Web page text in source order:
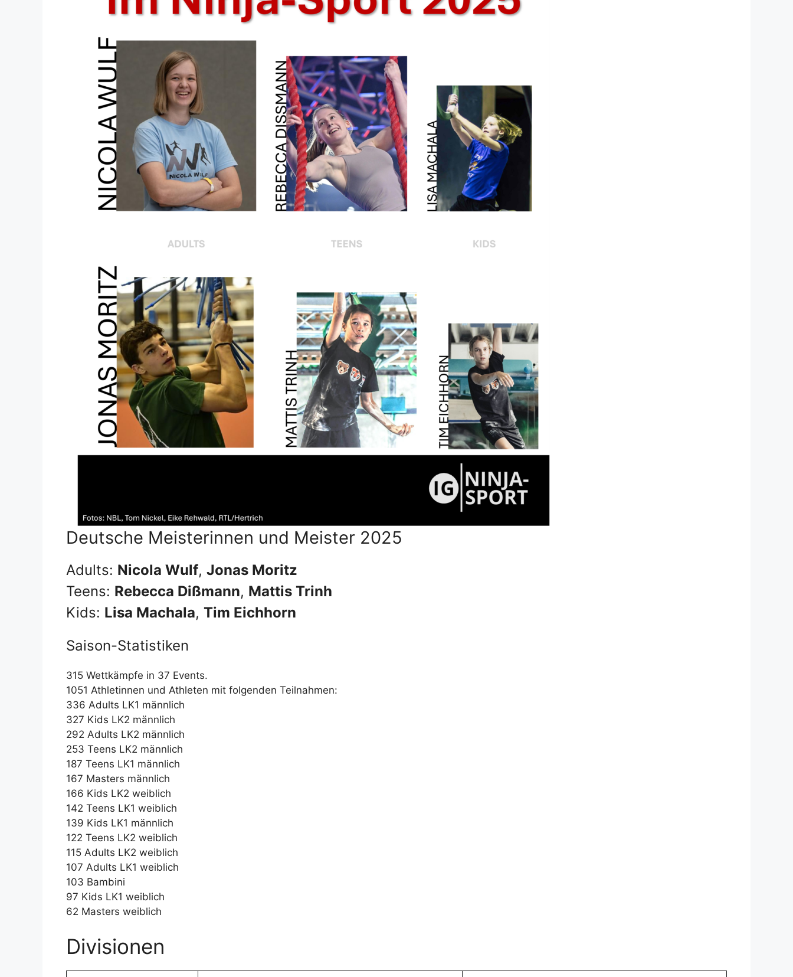
Deutsche Meisterinnen und Meister 2025
Adults: Nicola Wulf, Jonas Moritz
Teens: Rebecca Dißmann, Mattis Trinh
Kids: Lisa Machala, Tim Eichhorn
Saison-Statistiken
315 Wettkämpfe in 37 Events.
1051 Athletinnen und Athleten mit folgenden Teilnahmen:
336 Adults LK1 männlich
327 Kids LK2 männlich
292 Adults LK2 männlich
253 Teens LK2 männlich
187 Teens LK1 männlich
167 Masters männlich
166 Kids LK2 weiblich
142 Teens LK1 weiblich
139 Kids LK1 männlich
122 Teens LK2 weiblich
115 Adults LK2 weiblich
107 Adults LK1 weiblich
103 Bambini
97 Kids LK1 weiblich
62 Masters weiblich
Divisionen